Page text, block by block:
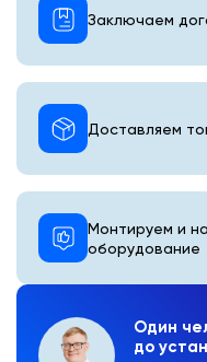
Один
до
Монтируем и
оборудование
Доставляем
Заключаем